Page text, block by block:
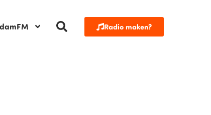
Radio maken?